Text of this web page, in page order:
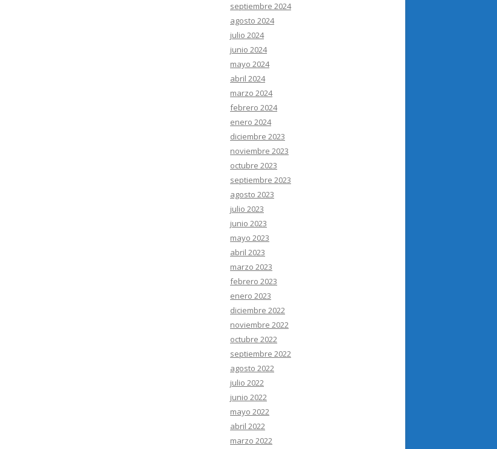
septiembre 2024
agosto 2024
julio 2024
junio 2024
mayo 2024
abril 2024
marzo 2024
febrero 2024
enero 2024
diciembre 2023
noviembre 2023
octubre 2023
septiembre 2023
agosto 2023
julio 2023
junio 2023
mayo 2023
abril 2023
marzo 2023
febrero 2023
enero 2023
diciembre 2022
noviembre 2022
octubre 2022
septiembre 2022
agosto 2022
julio 2022
junio 2022
mayo 2022
abril 2022
marzo 2022